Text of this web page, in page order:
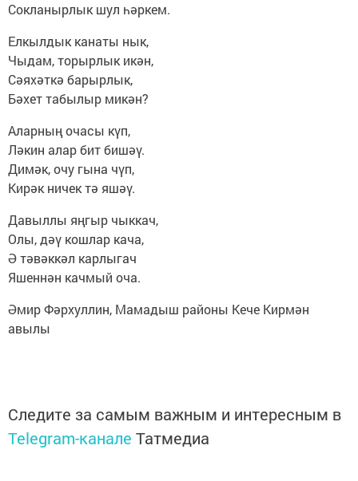
Сокланырлык шул һәркем.
Елкылдык канаты нык,
Чыдам, торырлык икән,
Сәяхәткә барырлык,
Бәхет табылыр микән?
Аларның очасы күп,
Ләкин алар бит бишәү.
Димәк, очу гына чүп,
Кирәк ничек тә яшәү.
Давыллы яңгыр чыккач,
Олы, дәү кошлар кача,
Ә тәвәккәл карлыгач
Яшеннән качмый оча.
Әмир Фәрхуллин, Мамадыш районы Кече Кирмән
авылы
Следите за самым важным и интересным в
Telegram-канале Татмедиа